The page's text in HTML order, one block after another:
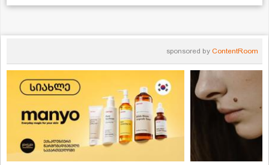
sponsored by ContentRoom